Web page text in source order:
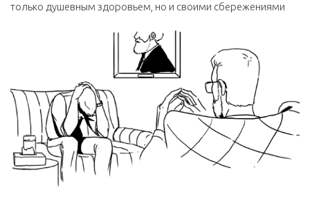
только душевным здоровьем, но и своими сбережениями